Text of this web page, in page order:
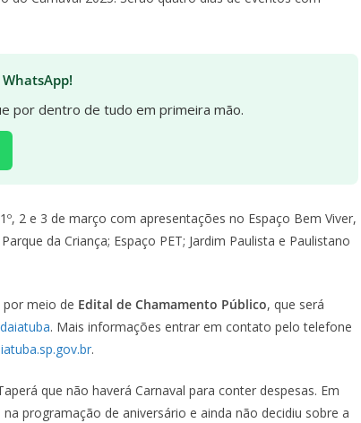
por dentro de tudo em primeira mão.
2 e 3 de março com apresentações no Espaço Bem Viver,
da Criança; Espaço PET; Jardim Paulista e Paulistano
meio de Edital de Chamamento Público, que será
. Mais informações entrar em contato pelo telefone
.
que não haverá Carnaval para conter despesas. Em
programação de aniversário e ainda não decidiu sobre a